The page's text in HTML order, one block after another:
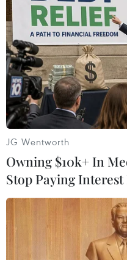
08/02/2021 00:17
Dữ liệu cho thấy vắcxin
quả tối thiểu đối với các
mắc biến thể của virus
nhận ở Nam Phi.
JG Wentworth
Owning $10k+ In
Stop Paying